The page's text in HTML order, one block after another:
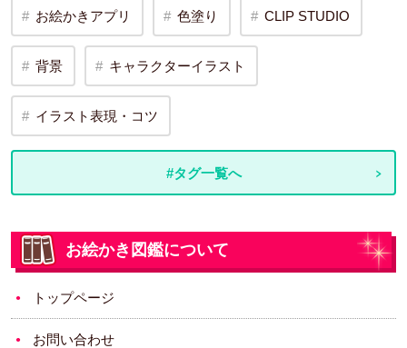
お絵かきアプリ 色塗り CLIP STUDIO
背景 キャラクターイラスト
イラスト表現・コツ
#タグ一覧へ
お絵かき図鑑について
トップページ
お問い合わせ